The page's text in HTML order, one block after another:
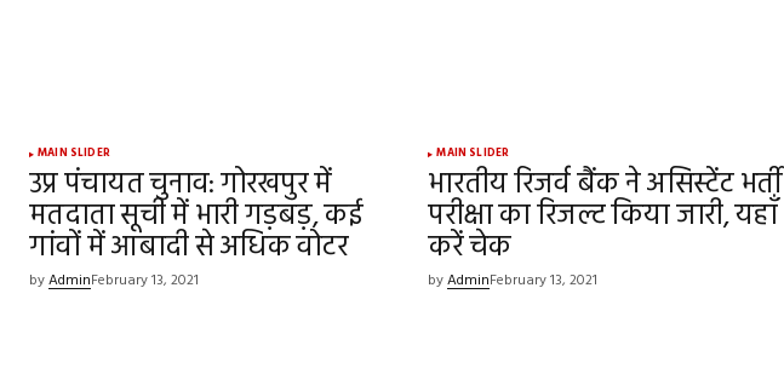
MAIN SLIDER
उप्र पंचायत चुनाव: गोरखपुर में
मतदाता सूची में भारी गड़बड़, कई
गांवों में आबादी से अधिक वोटर
byAdminFebruary 13, 2021
MAIN SLIDER
भारतीय रिजर्व बैंक ने असिस्टेंट भर्ती
परीक्षा का रिजल्ट किया जारी, यहाँ
करें चेक
byAdminFebruary 13, 2021